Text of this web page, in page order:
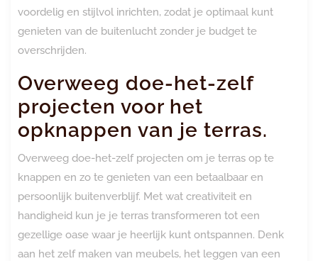
voordelig en stijlvol inrichten, zodat je optimaal kunt
genieten van de buitenlucht zonder je budget te
overschrijden.
Overweeg doe-het-zelf
projecten voor het
opknappen van je terras.
Overweeg doe-het-zelf projecten om je terras op te
knappen en zo te genieten van een betaalbaar en
persoonlijk buitenverblijf. Met wat creativiteit en
handigheid kun je je terras transformeren tot een
gezellige oase waar je heerlijk kunt ontspannen. Denk
aan het zelf maken van meubels, het leggen van een